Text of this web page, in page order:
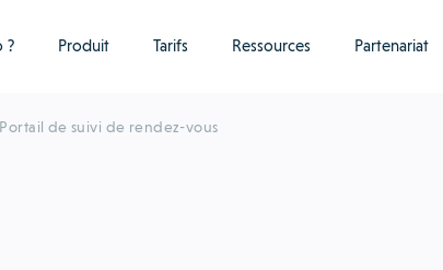
? Produit Tarifs Ressources Partenariat
Portail de suivi de rendez-vous